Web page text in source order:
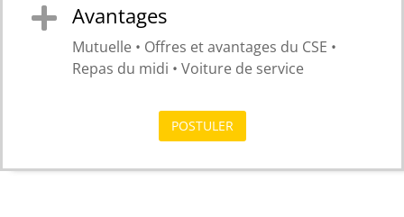
Avantages
Mutuelle • Offres et avantages du CSE •
Repas du midi • Voiture de service
POSTULER